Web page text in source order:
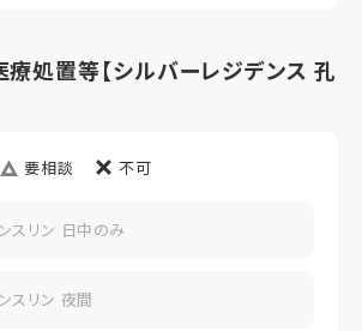
処置等【シルバーレジデンス 孔
要相談 不可
スリン 日中のみ
スリン 夜間